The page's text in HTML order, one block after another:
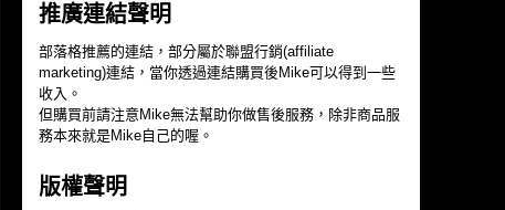
推廣連結聲明
部落格推薦的連結，部分屬於聯盟行銷(affiliate
marketing)連結，當你透過連結購買後Mike可以得到一些
收入。
但購買前請注意Mike無法幫助你做售後服務，除非商品服
務本來就是Mike自己的喔。
版權聲明